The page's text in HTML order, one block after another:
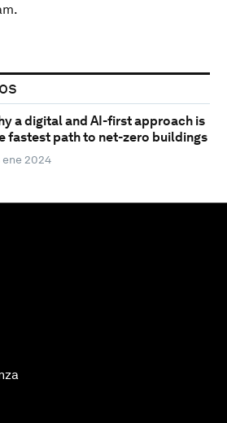
a digital and AI-first approach is
fastest path to net-zero buildings
ene 2024